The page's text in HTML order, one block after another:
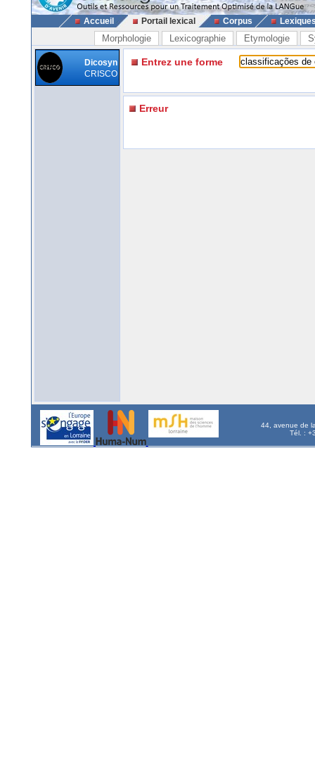
Accueil Portail lexical Corpus
Morphologie Lexicographie Etymologie
Dicosyn
CRISCO
Entrez une forme
Erreur
44, avenue de
Tél. :